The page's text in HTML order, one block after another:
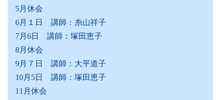
5月休会
6月１日 講師：糸山祥子
7月6日 講師：塚田恵子
8月休会
9月７日 講師：大平道子
10月5日 講師：塚田恵子
11月休会